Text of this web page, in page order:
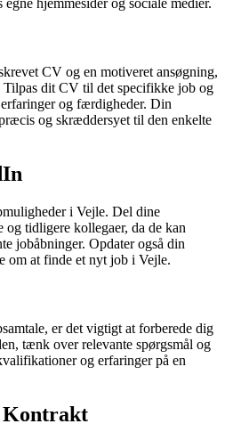
CV og en motiveret ansøgning,
dit CV til det specifikke job og
og færdigheder. Din
og skræddersyet til den enkelte
i Vejle. Del dine
tidligere kollegaer, da de kan
jobåbninger. Opdater også din
om at finde et nyt job i Vejle.
er det vigtigt at forberede dig
tænk over relevante spørgsmål og
og erfaringer på en
Kontrakt